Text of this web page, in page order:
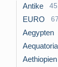
Antike
EURO
Aegypten
Aethiopien